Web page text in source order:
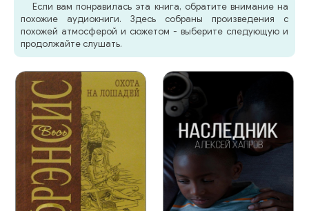
Если вам понравилась эта книга, обратите внимание на
похожие аудиокниги. Здесь собраны произведения с
похожей атмосферой и сюжетом - выберите следующую и
продолжайте слушать.